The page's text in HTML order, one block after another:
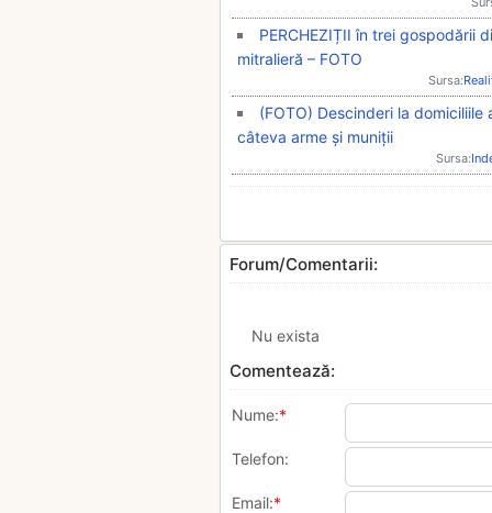
PERCHEZIȚII în trei gospodării
mitralieră – FOTO
Sursa:
(FOTO) Descinderi la
câteva arme și muniții
Sursa:
Forum/Comentarii:
Nu exista
Comentează:
Nume:*
Telefon:
Email:*